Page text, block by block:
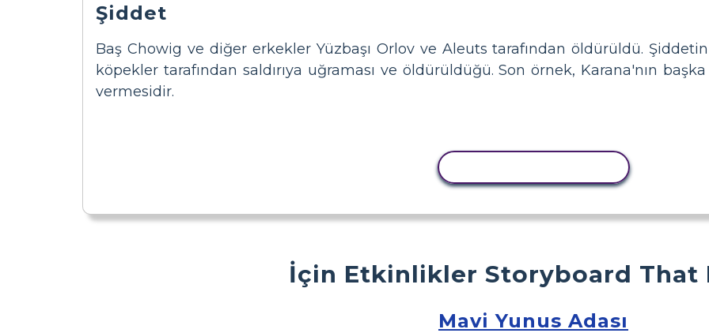
Şiddet
Baş Chowig ve diğer erkekler Yüzbaşı Orlov ve Aleuts tarafından öldürüldü.
köpekler tarafından saldırıya uğraması ve öldürüldüğü. Son örnek, Karana'nın
vermesidir.
İçin Etkinlikler Storyboard That
Mavi Yunus Adası